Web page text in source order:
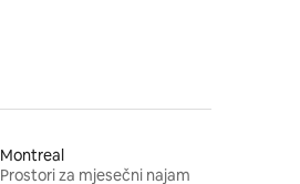
Montreal
Prostori za mjesečni najam